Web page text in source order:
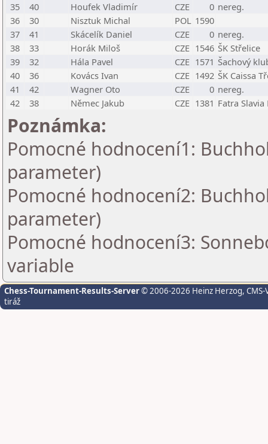
35
40 Houfek Vladimír CZE 0 nereg.
36
30 Nisztuk Michal POL 1590
37
41 Skácelík Daniel CZE 0 nereg.
38
33 Horák Miloš CZE 1546 ŠK Střelice
39
32 Hála Pavel CZE 1571 Šachový
40
36 Kovács Ivan CZE 1492 ŠK Caissa
41
42 Wagner Oto CZE 0 nereg.
42
38 Němec Jakub CZE 1381 Fatra
Poznámka:
Pomocné hodnocení1:
parameter)
Pomocné hodnocení2:
parameter)
Pomocné hodnocení3:
variable
Chess-Tournament-Results-Server© 2006-2026 Heinz Herzog,
tiráž